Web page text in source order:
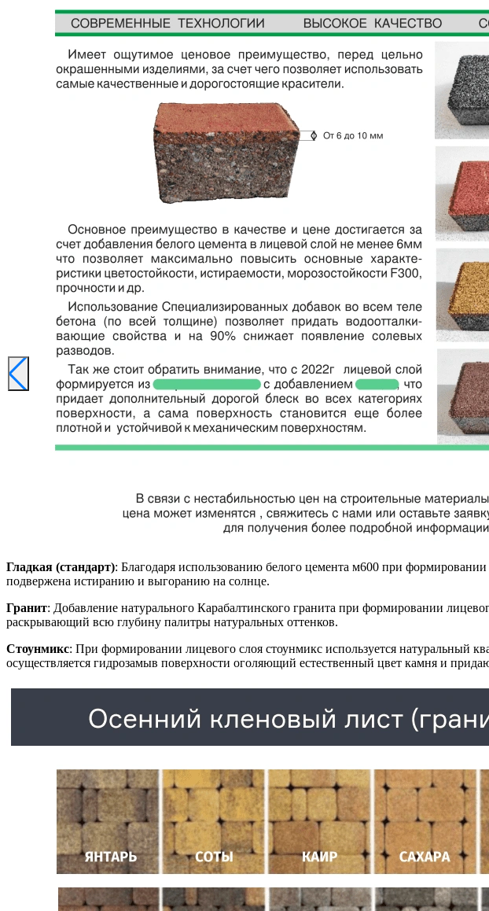
Гладкая (стандарт): Благодаря использованию белого цемента м600 при
подвержена истиранию и выгоранию на солнце.
Гранит: Добавление натурального Карабалтинского гранита при формировании
раскрывающий всю глубину палитры натуральных оттенков.
Стоунмикс: При формировании лицевого слоя стоунмикс используется натуральный
осуществляется гидрозамыв поверхности оголяющий естественный цвет камня и